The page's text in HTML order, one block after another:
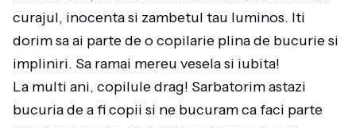
curajul, inocenta si zambetul tau luminos. Iti
dorim sa ai parte de o copilarie plina de bucurie si
impliniri. Sa ramai mereu vesela si iubita!
La multi ani, copilule drag! Sarbatorim astazi
bucuria de a fi copii si ne bucuram ca faci parte